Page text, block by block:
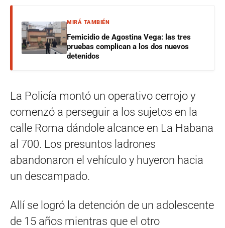
MIRÁ TAMBIÉN
Femicidio de Agostina Vega: las tres
pruebas complican a los dos nuevos
detenidos
La Policía montó un operativo cerrojo y
comenzó a perseguir a los sujetos en la
calle Roma dándole alcance en La Habana
al 700. Los presuntos ladrones
abandonaron el vehículo y huyeron hacia
un descampado.
Allí se logró la detención de un adolescente
de 15 años mientras que el otro